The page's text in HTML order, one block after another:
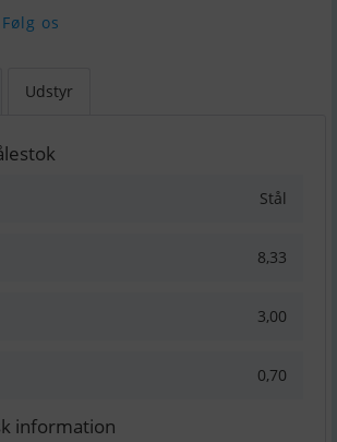
Følg os
Udstyr
Stål
8,33
3,00
0,70
information